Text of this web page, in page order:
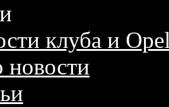
клуба и
новости